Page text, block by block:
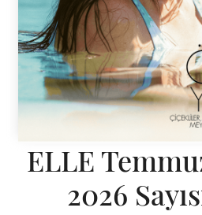
ELLE
2026